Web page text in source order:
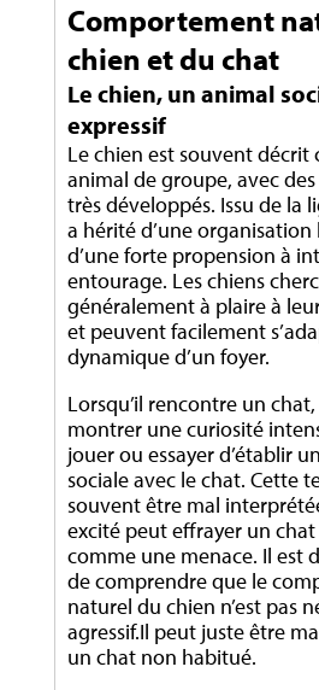
Comportement
chien et du chat
Le chien, un animal
expressif
Le chien est souvent décrit
animal de groupe, avec
très développés. Issu de la
a hérité d’une
d’une forte propension à
entourage. Les chiens
généralement à plaire à
et peuvent facilement
dynamique d’un foyer.
Lorsqu’il rencontre un
montrer une curiosité
jouer ou essayer d’établir
sociale avec le chat. Cette
souvent être mal
excité peut effrayer un
comme une menace. Il est
de comprendre que le
naturel du chien n’est pas
agressif.Il peut juste être
un chat non habitué.